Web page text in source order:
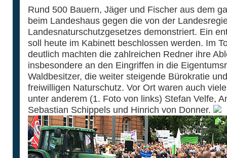
Rund 500 Bauern, Jäger und Fischer aus dem
beim Landeshaus gegen die von der
Landesnaturschutzgesetzes demonstriert. Ein
soll heute im Kabinett beschlossen werden. Im
deutlich machten die zahlreichen Redner ihre
insbesondere an den Eingriffen in die
Waldbesitzer, die weiter steigende Bürokratie
freiwilligen Naturschutz. Vor Ort waren auch
unter anderem (1. Foto von links) Stefan Velfe,
Sebastian Schippels und Hinrich von Donner.